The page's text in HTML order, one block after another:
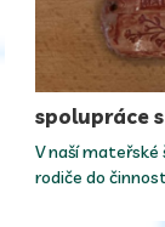
spolupráce
V naší
rodiče do